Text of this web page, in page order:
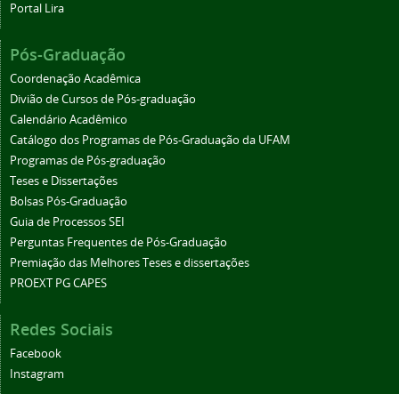
Portal Lira
Pós-Graduação
Coordenação Acadêmica
Divião de Cursos de Pós-graduação
Calendário Acadêmico
Catálogo dos Programas de Pós-Graduação da UFAM
Programas de Pós-graduação
Teses e Dissertações
Bolsas Pós-Graduação
Guia de Processos SEI
Perguntas Frequentes de Pós-Graduação
Premiação das Melhores Teses e dissertações
PROEXT PG CAPES
Redes Sociais
Facebook
Instagram